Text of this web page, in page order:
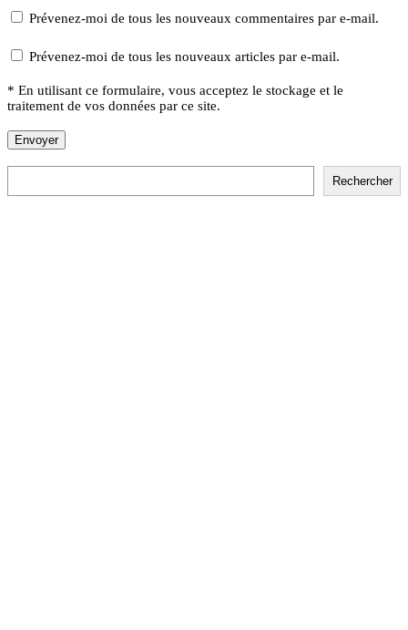
Prévenez-moi de tous les nouveaux commentaires par e-mail.
Prévenez-moi de tous les nouveaux articles par e-mail.
* En utilisant ce formulaire, vous acceptez le stockage et le
traitement de vos données par ce site.
Rechercher